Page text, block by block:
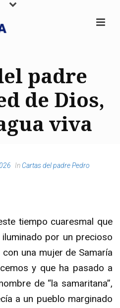
padre
de Dios,
viva
In Cartas del padre Pedro
tiempo cuaresmal que
por un precioso
una mujer de Samaría
y que ha pasado a
de “la samaritana”,
a un pueblo marginado